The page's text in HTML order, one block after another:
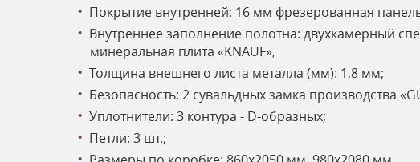
Покрытие внутренней: 16 мм фрезерованная
Внутреннее заполнение полотна: двухкамерный
минеральная плита «KNAUF»;
Толщина внешнего листа металла (мм): 1,8 мм;
Безопасность: 2 сувальдных замка производства
Уплотнители: 3 контура - D-образных;
Петли: 3 шт.;